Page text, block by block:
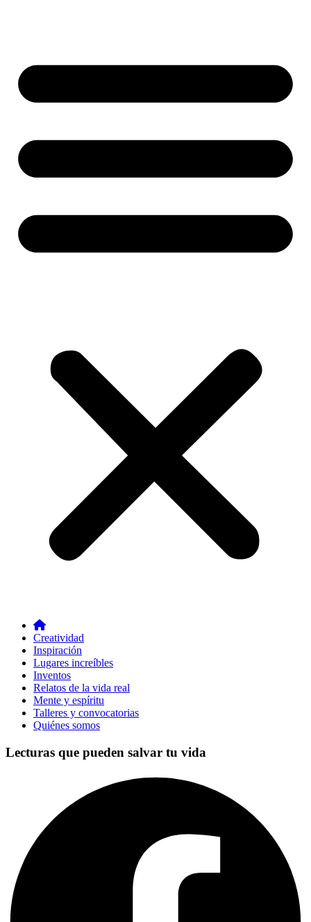
Creatividad
Inspiración
Lugares increíbles
Inventos
Relatos de la vida real
Mente y espíritu
Talleres y convocatorias
Quiénes somos
Lecturas que pueden salvar tu vida